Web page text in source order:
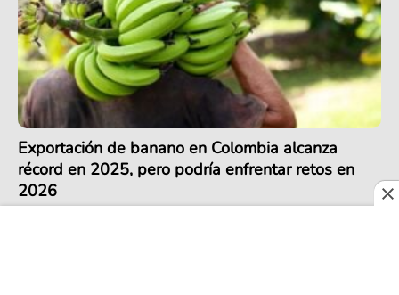
Exportación de banano en Colombia alcanza
récord en 2025, pero podría enfrentar retos en
2026